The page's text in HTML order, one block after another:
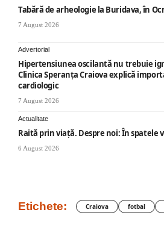
Tabără de arheologie la Buridava, în
7 August 2026
Advertorial
Hipertensiunea oscilantă nu trebuie
Clinica Speranța Craiova explică
cardiologic
7 August 2026
Actualitate
Raită prin viață. Despre noi: În spatele
6 August 2026
Etichete: Craiova fotbal